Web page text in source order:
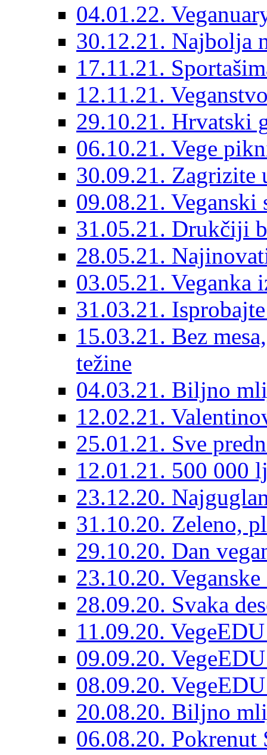
04.01.22.
30.12.21. Najbolja
17.11.21.
12.11.21.
29.10.21. Hrvatski
06.10.21. Vege
30.09.21. Zagrizite
09.08.21. Veganski
31.05.21. Drukčiji
28.05.21.
03.05.21. Veganka
31.03.21.
15.03.21. Bez
težine
04.03.21. Biljno
12.02.21.
25.01.21. Sve
12.01.21. 500 000
23.12.20.
31.10.20. Zeleno,
29.10.20. Dan
23.10.20.
28.09.20. Svaka
11.09.20.
09.09.20.
08.09.20.
20.08.20. Biljno
06.08.20. Pokrenut